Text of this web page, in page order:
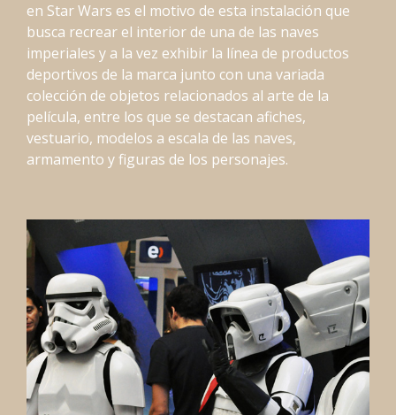
en Star Wars es el motivo de esta instalación que
busca recrear el interior de una de las naves
imperiales y a la vez exhibir la línea de productos
deportivos de la marca junto con una variada
colección de objetos relacionados al arte de la
película, entre los que se destacan afiches,
vestuario, modelos a escala de las naves,
armamento y figuras de los personajes.